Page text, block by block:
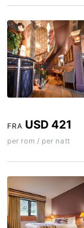
FRA USD 421
per rom / per natt